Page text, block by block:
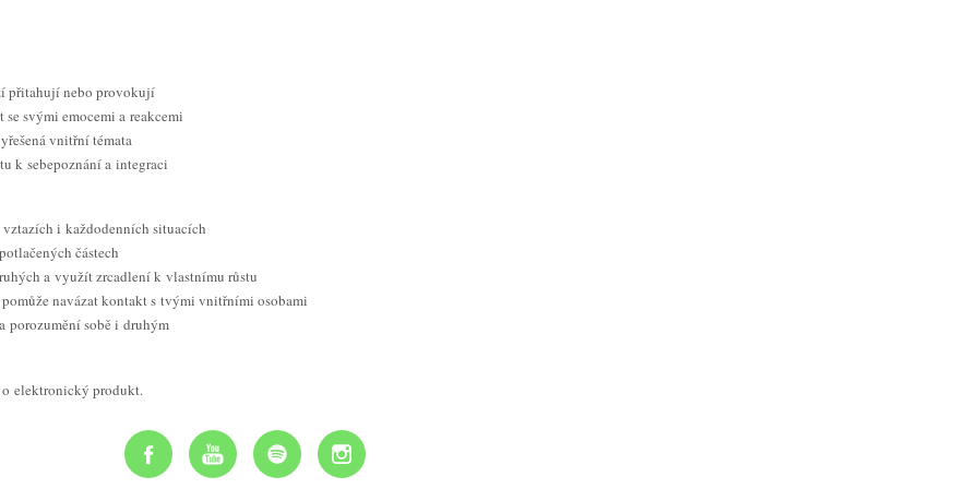
přitahují nebo provokují
svými emocemi a reakcemi
vnitřní témata
k sebepoznání a integraci
i každodenních situacích
částech
a využít zrcadlení k vlastnímu růstu
navázat kontakt s tvými vnitřními osobami
porozumění sobě i druhým
o elektronický produkt.